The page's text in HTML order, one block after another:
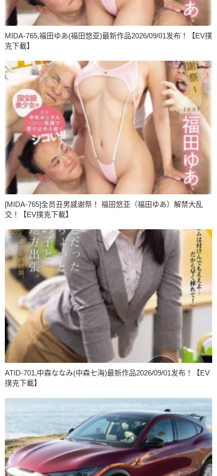
MIDA-765,福田ゆあ(福田悠亚)最新作品2026/09/01发布！【EV撲
克下載】
[MIDA-765]全员丑男感谢祭！ 福田悠亚（福田ゆあ）解禁大乱
交！【EV撲克下載】
ATID-701,中森ななみ(中森七海)最新作品2026/09/01发布！【EV
撲克下載】